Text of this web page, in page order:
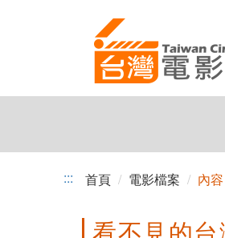
::: 首頁 電影檔案 內容